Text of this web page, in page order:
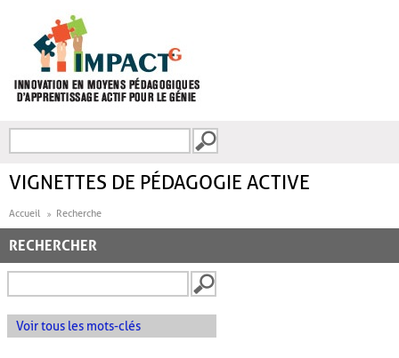
FORMULAIRE DE
VIGNETTES DE PÉDAGOGIE ACTIVE
Accueil Recherche
RECHERCHER
Voir tous les mots-clés